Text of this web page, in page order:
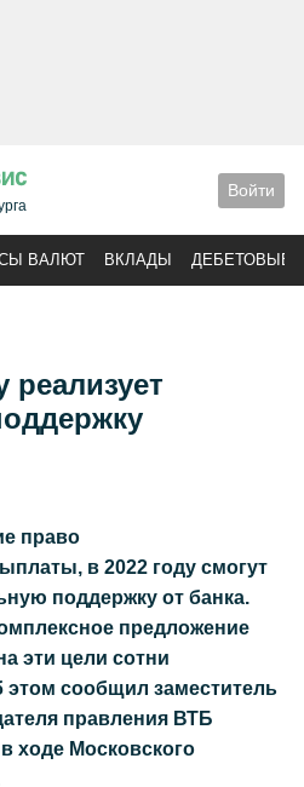
Войти
ВАЛЮТ ВКЛАДЫ ДЕБЕТОВЫЕ
реализует
право
в 2022 году смогут
поддержку от банка.
предложение
эти цели сотни
сообщил заместитель
правления ВТБ
ходе Московского